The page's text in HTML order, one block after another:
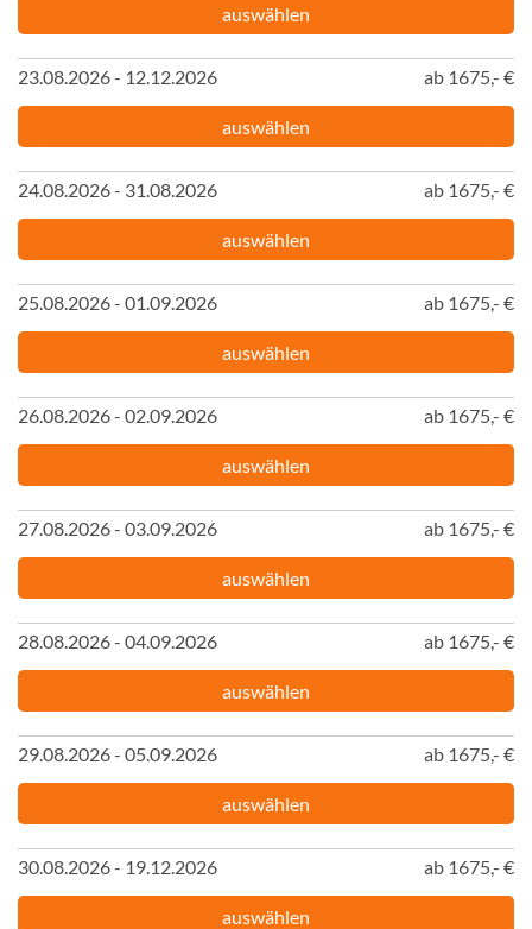
auswählen
23.08.2026 - 12.12.2026 ab 1675,- €
auswählen
24.08.2026 - 31.08.2026 ab 1675,- €
auswählen
25.08.2026 - 01.09.2026 ab 1675,- €
auswählen
26.08.2026 - 02.09.2026 ab 1675,- €
auswählen
27.08.2026 - 03.09.2026 ab 1675,- €
auswählen
28.08.2026 - 04.09.2026 ab 1675,- €
auswählen
29.08.2026 - 05.09.2026 ab 1675,- €
auswählen
30.08.2026 - 19.12.2026 ab 1675,- €
auswählen